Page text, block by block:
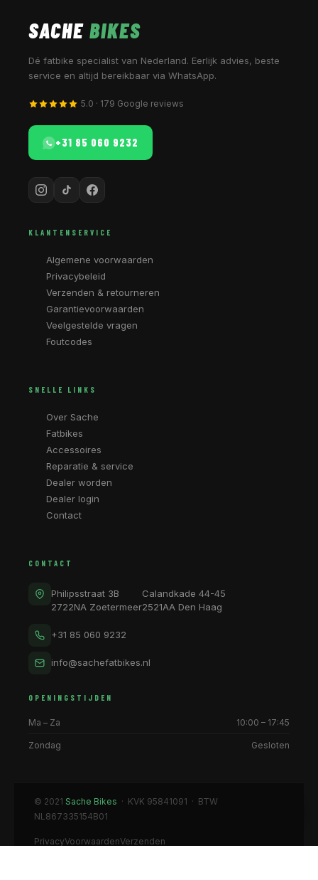
SACHE BIKES
Dé fatbike specialist van Nederland. Eerlijk advies, beste
service en altijd bereikbaar via WhatsApp.
5.0 · 179 Google reviews
+31 85 060 9232
KLANTENSERVICE
Algemene voorwaarden
Privacybeleid
Verzenden & retourneren
Garantievoorwaarden
Veelgestelde vragen
Foutcodes
SNELLE LINKS
Over Sache
Fatbikes
Accessoires
Reparatie & service
Dealer worden
Dealer login
Contact
CONTACT
Philipsstraat 3B
2722NA Zoetermeer
Calandkade 44-45
2521AA Den Haag
+31 85 060 9232
info@sachefatbikes.nl
OPENINGSTIJDEN
Ma – Za 10:00 – 17:45
Zondag Gesloten
© 2021 Sache Bikes · KVK 95841091 · BTW
NL867335154B01
PrivacyVoorwaardenVerzenden